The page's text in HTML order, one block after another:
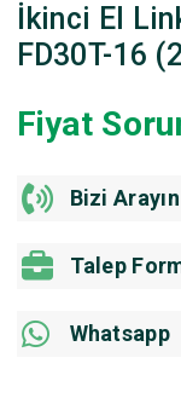
İkinci El
FD30T-16
Fiyat
Bizi Arayın
Talep
Whatsapp